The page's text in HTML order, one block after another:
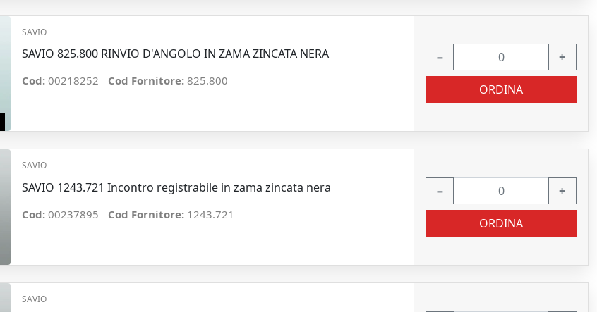
SAVIO
SAVIO 825.800 RINVIO D'ANGOLO IN ZAMA ZINCATA NERA
Cod: 00218252 Cod Fornitore: 825.800
− +
ORDINA
SAVIO
SAVIO 1243.721 Incontro registrabile in zama zincata nera
Cod: 00237895 Cod Fornitore: 1243.721
− +
ORDINA
SAVIO